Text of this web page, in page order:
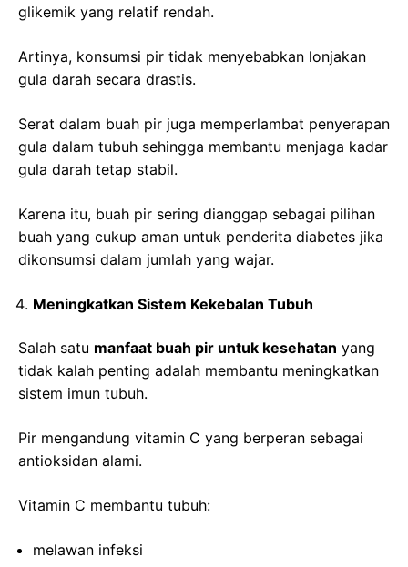
glikemik yang relatif rendah.
Artinya, konsumsi pir tidak menyebabkan lonjakan
gula darah secara drastis.
Serat dalam buah pir juga memperlambat penyerapan
gula dalam tubuh sehingga membantu menjaga kadar
gula darah tetap stabil.
Karena itu, buah pir sering dianggap sebagai pilihan
buah yang cukup aman untuk penderita diabetes jika
dikonsumsi dalam jumlah yang wajar.
Meningkatkan Sistem Kekebalan Tubuh
Salah satu manfaat buah pir untuk kesehatan yang
tidak kalah penting adalah membantu meningkatkan
sistem imun tubuh.
Pir mengandung vitamin C yang berperan sebagai
antioksidan alami.
Vitamin C membantu tubuh:
melawan infeksi